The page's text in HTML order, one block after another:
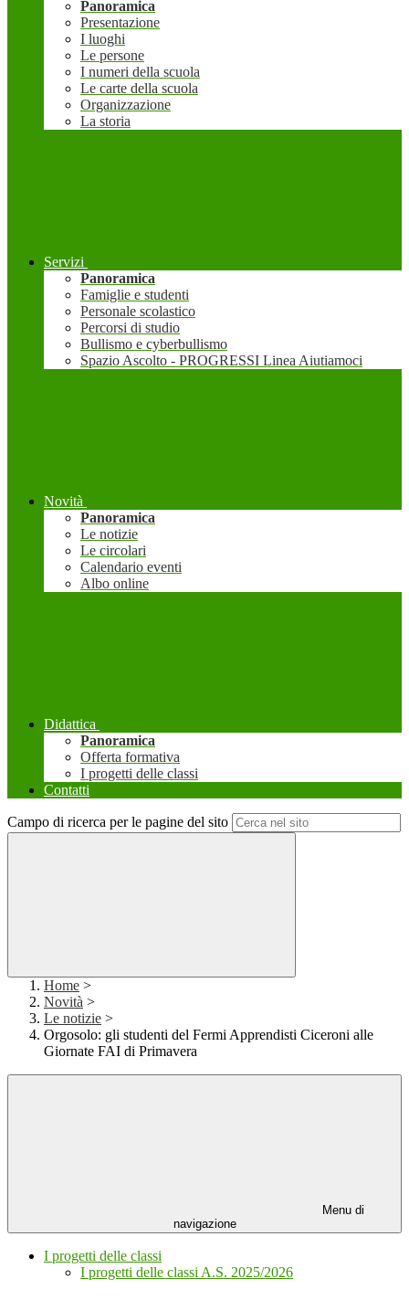
Panoramica
Presentazione
I luoghi
Le persone
I numeri della scuola
Le carte della scuola
Organizzazione
La storia
Servizi
Panoramica
Famiglie e studenti
Personale scolastico
Percorsi di studio
Bullismo e cyberbullismo
Spazio Ascolto - PROGRESSI Linea Aiutiamoci
Novità
Panoramica
Le notizie
Le circolari
Calendario eventi
Albo online
Didattica
Panoramica
Offerta formativa
I progetti delle classi
Contatti
Campo di ricerca per le pagine del sito
Home >
Novità >
Le notizie >
Orgosolo: gli studenti del Fermi Apprendisti Ciceroni alle
Giornate FAI di Primavera
Menu di
navigazione
I progetti delle classi
I progetti delle classi A.S. 2025/2026